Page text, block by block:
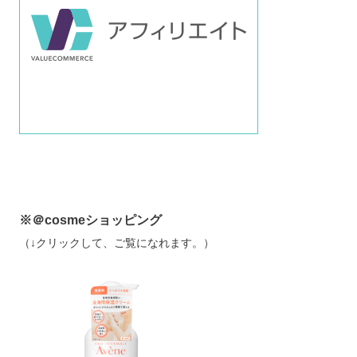
※＠cosmeショッピング
（↓クリックして、ご覧になれます。）